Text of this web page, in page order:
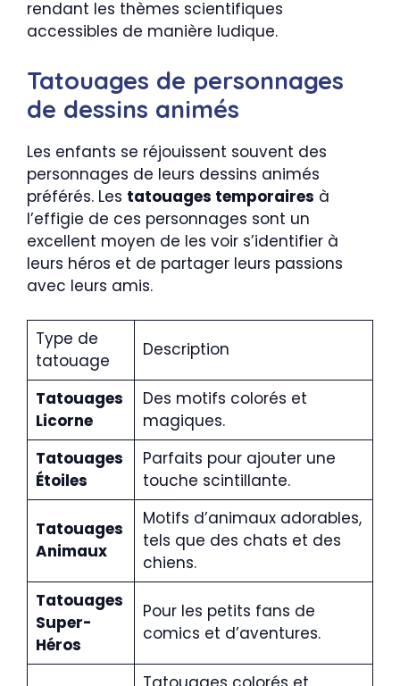
rendant les thèmes scientifiques
accessibles de manière ludique.
Tatouages de personnages
de dessins animés
Les enfants se réjouissent souvent des
personnages de leurs dessins animés
préférés. Les tatouages temporaires à
l’effigie de ces personnages sont un
excellent moyen de les voir s’identifier à
leurs héros et de partager leurs passions
avec leurs amis.
Type de
tatouage
Description
Tatouages
Licorne
Des motifs colorés et
magiques.
Tatouages
Étoiles
Parfaits pour ajouter une
touche scintillante.
Tatouages
Animaux
Motifs d’animaux adorables,
tels que des chats et des
chiens.
Tatouages
Super-
Héros
Pour les petits fans de
comics et d’aventures.